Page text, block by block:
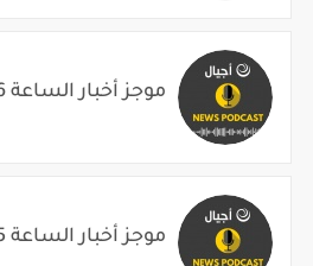
موجز أخبار الساعة 6 م 2026/08/06
موجز أخبار الساعة 5 م 2026/08/06